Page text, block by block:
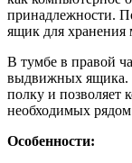
принадлежности.
ящик для хранения
В тумбе в правой
выдвижных ящика.
полку и позволяет
необходимых
Особенности: